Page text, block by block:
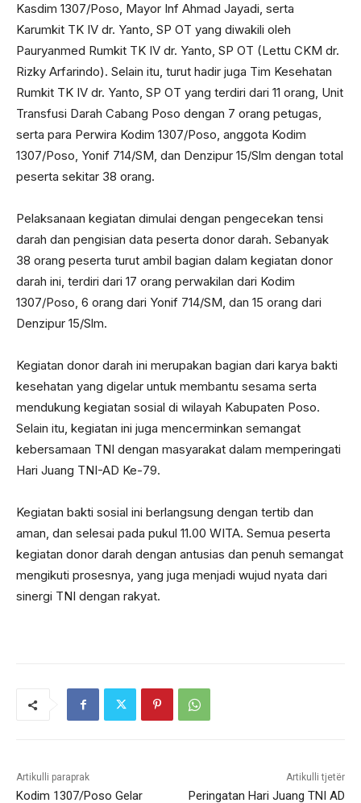
Kasdim 1307/Poso, Mayor Inf Ahmad Jayadi, serta
Karumkit TK IV dr. Yanto, SP OT yang diwakili oleh
Pauryanmed Rumkit TK IV dr. Yanto, SP OT (Lettu CKM dr.
Rizky Arfarindo). Selain itu, turut hadir juga Tim Kesehatan
Rumkit TK IV dr. Yanto, SP OT yang terdiri dari 11 orang, Unit
Transfusi Darah Cabang Poso dengan 7 orang petugas,
serta para Perwira Kodim 1307/Poso, anggota Kodim
1307/Poso, Yonif 714/SM, dan Denzipur 15/Slm dengan total
peserta sekitar 38 orang.
Pelaksanaan kegiatan dimulai dengan pengecekan tensi
darah dan pengisian data peserta donor darah. Sebanyak
38 orang peserta turut ambil bagian dalam kegiatan donor
darah ini, terdiri dari 17 orang perwakilan dari Kodim
1307/Poso, 6 orang dari Yonif 714/SM, dan 15 orang dari
Denzipur 15/Slm.
Kegiatan donor darah ini merupakan bagian dari karya bakti
kesehatan yang digelar untuk membantu sesama serta
mendukung kegiatan sosial di wilayah Kabupaten Poso.
Selain itu, kegiatan ini juga mencerminkan semangat
kebersamaan TNI dengan masyarakat dalam memperingati
Hari Juang TNI-AD Ke-79.
Kegiatan bakti sosial ini berlangsung dengan tertib dan
aman, dan selesai pada pukul 11.00 WITA. Semua peserta
kegiatan donor darah dengan antusias dan penuh semangat
mengikuti prosesnya, yang juga menjadi wujud nyata dari
sinergi TNI dengan rakyat.
Artikulli paraprak
Kodim 1307/Poso Gelar
Artikulli tjetër
Peringatan Hari Juang TNI AD